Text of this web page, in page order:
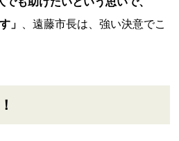
」
、遠藤市長は、強い決意でこ